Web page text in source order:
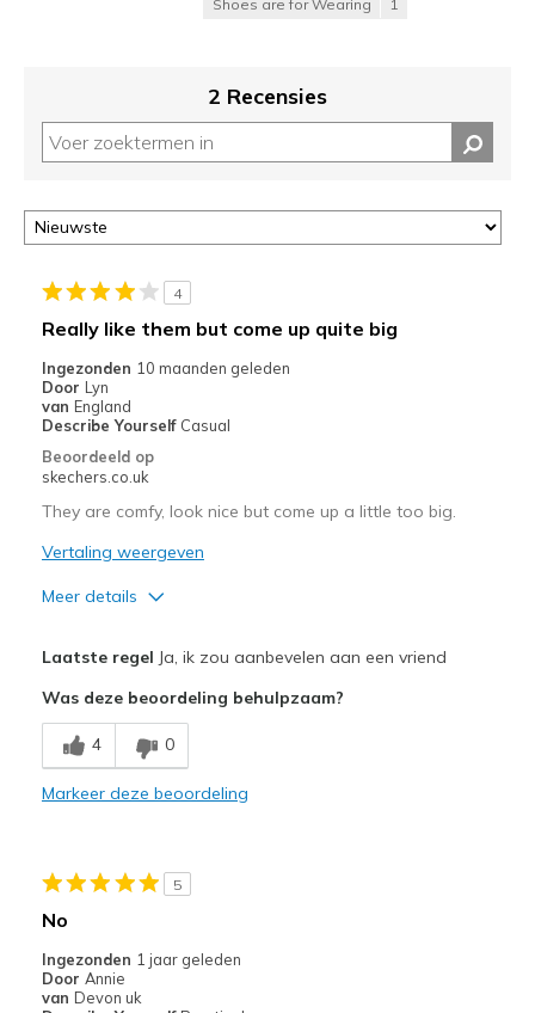
Shoes are for Wearing 1
2 Recensies
4
Really like them but come up quite big
Ingezonden 10 maanden geleden
Door Lyn
van England
Describe Yourself Casual
Beoordeeld op
skechers.co.uk
They are comfy, look nice but come up a little too big.
Vertaling weergeven
Meer details
Comfortable
Beste toepassingen
Casual Wear
Sizing
Feels half size too big
View On Shoes
Laatste regel Ja, ik zou aanbevelen aan een vriend
Was deze beoordeling behulpzaam?
4 0
Markeer deze beoordeling
5
No
Ingezonden 1 jaar geleden
Door Annie
van Devon uk